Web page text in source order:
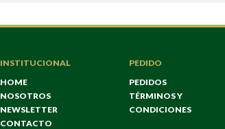
INSTITUCIONAL
HOME
NOSOTROS
NEWSLETTER
CONTACTO
PEDIDO
PEDIDOS
TÉRMINOS Y
CONDICIONES